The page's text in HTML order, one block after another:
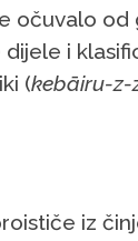
očuvalo
i
(kebāiru-z-
iz